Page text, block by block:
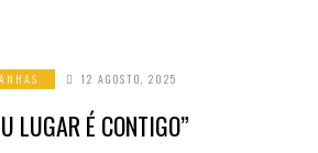
12 AGOSTO, 2025
LUGAR É CONTIGO”